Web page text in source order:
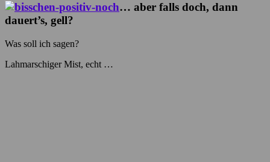
… aber falls doch, dann
dauert’s, gell?
Was soll ich sagen?
Lahmarschiger Mist, echt …